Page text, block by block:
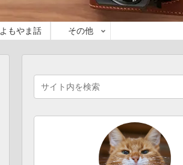
よもやま話 その他